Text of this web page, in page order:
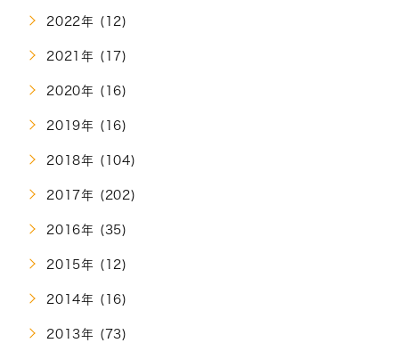
2022年 (12)
2021年 (17)
2020年 (16)
2019年 (16)
2018年 (104)
2017年 (202)
2016年 (35)
2015年 (12)
2014年 (16)
2013年 (73)